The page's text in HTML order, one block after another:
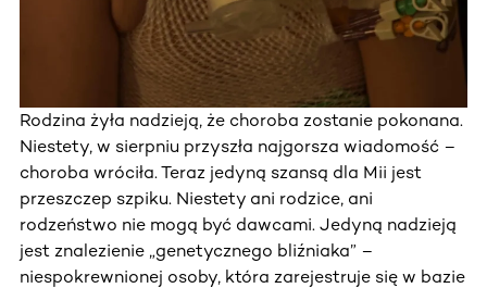
Rodzina żyła nadzieją, że choroba zostanie pokonana.
Niestety, w sierpniu przyszła najgorsza wiadomość –
choroba wróciła. Teraz jedyną szansą dla Mii jest
przeszczep szpiku. Niestety ani rodzice, ani
rodzeństwo nie mogą być dawcami. Jedyną nadzieją
jest znalezienie „genetycznego bliźniaka” –
niespokrewnionej osoby, która zarejestruje się w bazie